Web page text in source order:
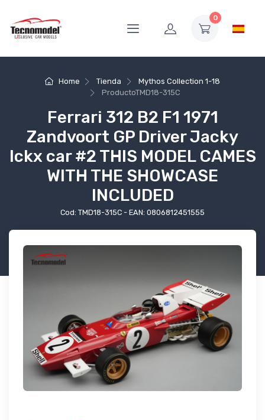
0
Home Tienda
Mythos Collection 1-18
ProductoTMD18-315C
Ferrari 312 B2 F1 1971
Zandvoort GP Driver Jacky
Ickx car #2 THIS MODEL CAMES
WITH THE SHOWCASE
INCLUDED
Cod: TMD18-315C - EAN: 0806812451555